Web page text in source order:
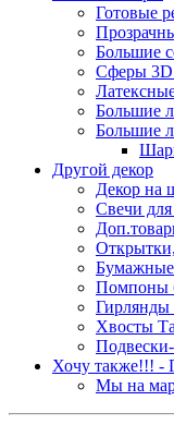
Готовые
Большие
Сферы 3D
Большие
Большие
Другой декор
Декор на
Свечи для
Бумажные
Помпоны
Гирлянды
Хвосты
Хочу также!!! -
Мы на